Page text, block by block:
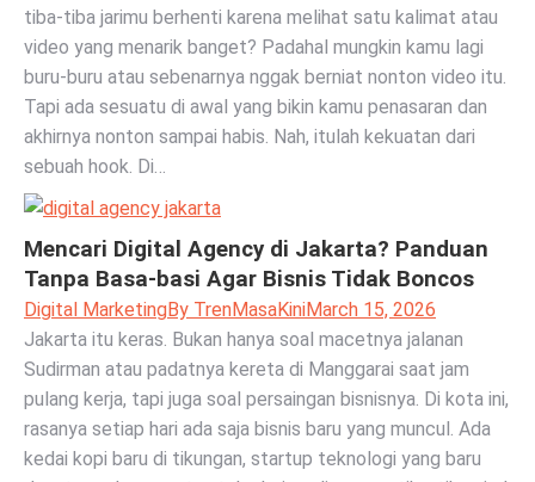
tiba-tiba jarimu berhenti karena melihat satu kalimat atau
video yang menarik banget? Padahal mungkin kamu lagi
buru-buru atau sebenarnya nggak berniat nonton video itu.
Tapi ada sesuatu di awal yang bikin kamu penasaran dan
akhirnya nonton sampai habis. Nah, itulah kekuatan dari
sebuah hook. Di…
Mencari Digital Agency di Jakarta? Panduan
Tanpa Basa-basi Agar Bisnis Tidak Boncos
Digital MarketingBy TrenMasaKiniMarch 15, 2026
Jakarta itu keras. Bukan hanya soal macetnya jalanan
Sudirman atau padatnya kereta di Manggarai saat jam
pulang kerja, tapi juga soal persaingan bisnisnya. Di kota ini,
rasanya setiap hari ada saja bisnis baru yang muncul. Ada
kedai kopi baru di tikungan, startup teknologi yang baru